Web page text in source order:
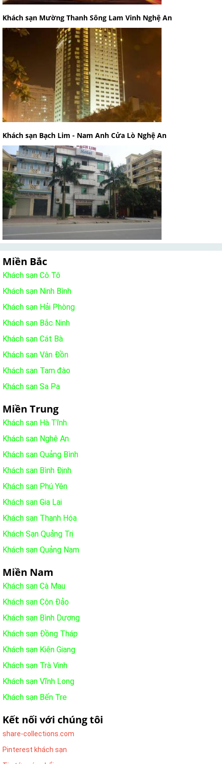
Khách sạn Mường Thanh Sông Lam Vinh Nghệ An
Khách sạn Bạch Lim - Nam Anh Cửa Lò Nghệ An
Miền Bắc
Khách sạn Cô Tô
Khách sạn Ninh Bình
Khách sạn Hải Phòng
Khách sạn Bắc Ninh
Khách sạn Cát Bà
Khách sạn Vân Đồn
Khách sạn Tam đào
Khách sạn Sa Pa
Miền Trung
Khách sạn Hà Tĩnh
Khách sạn Nghệ An
Khách sạn Quảng Bình
Khách sạn Bình Định
Khách sạn Phú Yên
Khách sạn Gia Lai
Khách sạn Thanh Hóa
Khách Sạn Quảng Trị
Khách sạn Quảng Nam
Miền Nam
Khách sạn Cà Mau
Khách sạn Côn Đảo
Khách sạn Bình Dương
Khách sạn Đồng Tháp
Khách sạn Kiên Giang
Khách sạn Trà Vinh
Khách sạn Vĩnh Long
Khách sạn Bến Tre
Kết nối với chúng tôi
share-collections.com
Pinterest khách sạn